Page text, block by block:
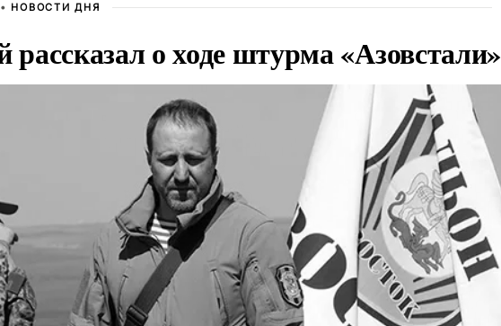
НОВОСТИ ДНЯ
рассказал о ходе штурма «Азовстали»